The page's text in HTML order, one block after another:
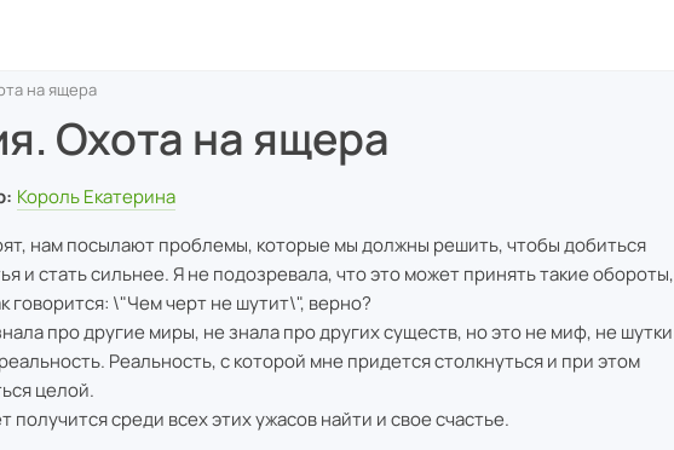
на ящера
Охота на ящера
Король Екатерина
нам посылают проблемы, которые мы должны решить, чтобы добиться
и стать сильнее. Я не подозревала, что это может принять такие обороты,
говорится: \"Чем черт не шутит\", верно?
про другие миры, не знала про других существ, но это не миф, не шутки
Реальность, с которой мне придется столкнуться и при этом
целой.
получится среди всех этих ужасов найти и свое счастье.